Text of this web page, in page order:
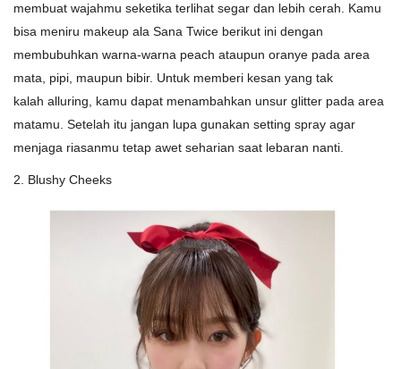
membuat wajahmu seketika terlihat segar dan lebih cerah. Kamu
bisa meniru makeup ala Sana Twice berikut ini dengan
membubuhkan warna-warna peach ataupun oranye pada area
mata, pipi, maupun bibir. Untuk memberi kesan yang tak
kalah alluring, kamu dapat menambahkan unsur glitter pada area
matamu. Setelah itu jangan lupa gunakan setting spray agar
menjaga riasanmu tetap awet seharian saat lebaran nanti.
2. Blushy Cheeks